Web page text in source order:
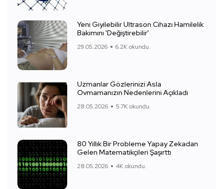
Yeni Giyilebilir Ultrason Cihazı Hamilelik
Bakımını 'Değiştirebilir'
29.05.2026 6.2K okundu.
Uzmanlar Gözlerinizi Asla
Ovmamanızın Nedenlerini Açıkladı
28.05.2026 5.7K okundu.
80 Yıllık Bir Probleme Yapay Zekadan
Gelen Matematikçileri Şaşırttı
28.05.2026 4K okundu.